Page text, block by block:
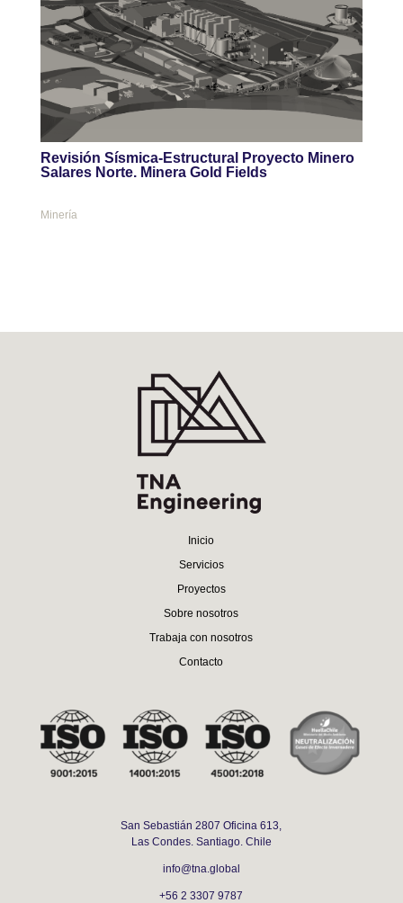
Revisión Sísmica-Estructural Proyecto Minero
Salares Norte. Minera Gold Fields
Minería
Inicio
Servicios
Proyectos
Sobre nosotros
Trabaja con nosotros
Contacto
San Sebastián 2807 Oficina 613,
Las Condes. Santiago. Chile
info@tna.global
+56 2 3307 9787